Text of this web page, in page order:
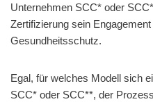
Unternehmen SCC* oder
Zertifizierung sein
Gesundheitsschutz.
Egal, für welches Modell sich
SCC* oder SCC**, der